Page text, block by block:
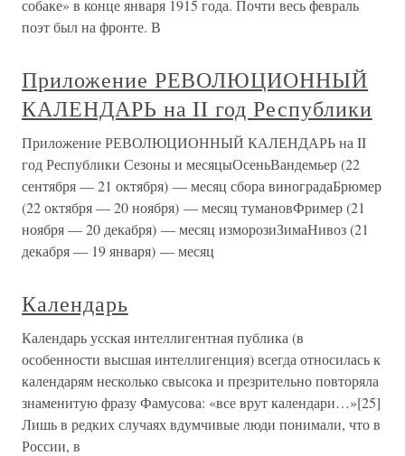
собаке» в конце января 1915 года. Почти весь февраль
поэт был на фронте. В
Приложение РЕВОЛЮЦИОННЫЙ
КАЛЕНДАРЬ на II год Республики
Приложение РЕВОЛЮЦИОННЫЙ КАЛЕНДАРЬ на II
год Республики Сезоны и месяцыОсеньВандемьер (22
сентября — 21 октября) — месяц сбора виноградаБрюмер
(22 октября — 20 ноября) — месяц тумановФример (21
ноября — 20 декабря) — месяц изморозиЗимаНивоз (21
декабря — 19 января) — месяц
Календарь
Календарь усская интеллигентная публика (в
особенности высшая интеллигенция) всегда относилась к
календарям несколько свысока и презрительно повторяла
знаменитую фразу Фамусова: «все врут календари…»[25]
Лишь в редких случаях вдумчивые люди понимали, что в
России, в